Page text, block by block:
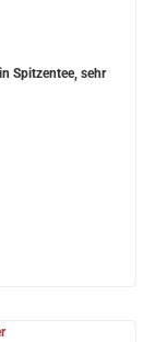
Spitzentee, sehr